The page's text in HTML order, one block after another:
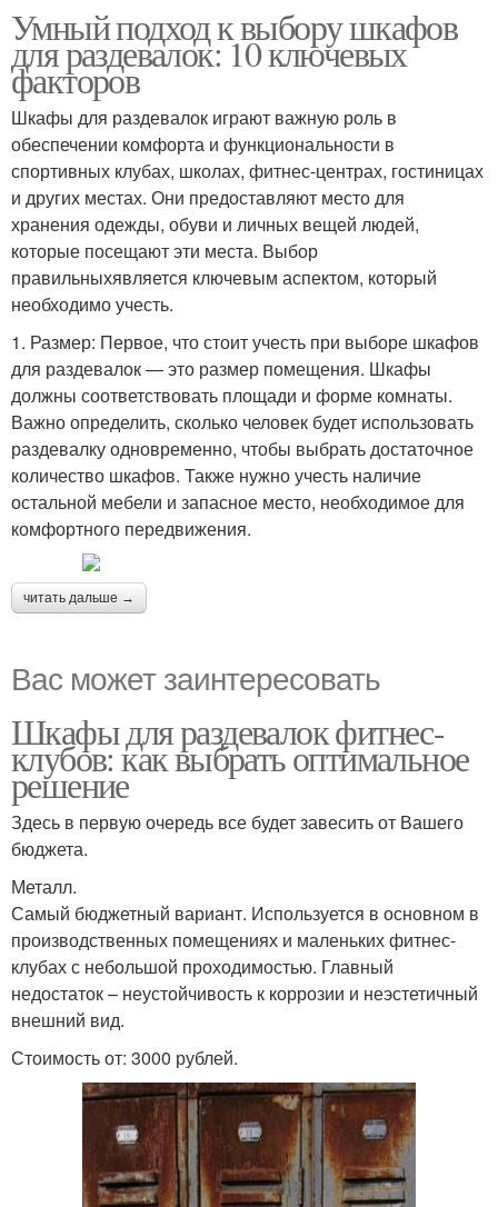
Умный подход к выбору шкафов
для раздевалок: 10 ключевых
факторов
Шкафы для раздевалок играют важную роль в
обеспечении комфорта и функциональности в
спортивных клубах, школах, фитнес-центрах, гостиницах
и других местах. Они предоставляют место для
хранения одежды, обуви и личных вещей людей,
которые посещают эти места. Выбор
правильныхявляется ключевым аспектом, который
необходимо учесть.
1. Размер: Первое, что стоит учесть при выборе шкафов
для раздевалок — это размер помещения. Шкафы
должны соответствовать площади и форме комнаты.
Важно определить, сколько человек будет использовать
раздевалку одновременно, чтобы выбрать достаточное
количество шкафов. Также нужно учесть наличие
остальной мебели и запасное место, необходимое для
комфортного передвижения.
читать дальше →
Вас может заинтересовать
Шкафы для раздевалок фитнес-
клубов: как выбрать оптимальное
решение
Здесь в первую очередь все будет завесить от Вашего
бюджета.
Металл.
Самый бюджетный вариант. Используется в основном в
производственных помещениях и маленьких фитнес-
клубах с небольшой проходимостью. Главный
недостаток – неустойчивость к коррозии и неэстетичный
внешний вид.
Стоимость от: 3000 рублей.